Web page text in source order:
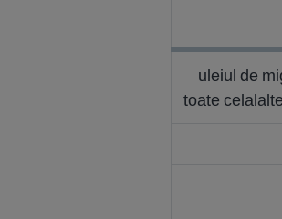
uleiul de
toate